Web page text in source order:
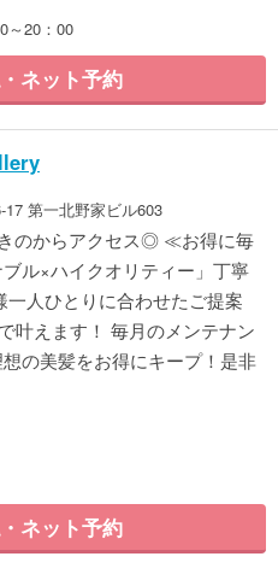
～20：00
ネット予約
第一北野家ビル603
のからアクセス◎ ≪お得に毎
ル×ハイクオリティー」丁寧
人ひとりに合わせたご提案
叶えます！ 毎月のメンテナン
の美髪をお得にキープ！是非
ネット予約